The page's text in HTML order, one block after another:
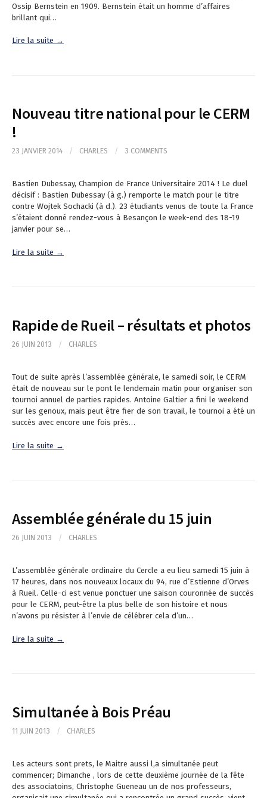
Ossip Bernstein en 1909. Bernstein était un homme d’affaires
brillant qui…
Lire la suite →
Nouveau titre national pour le CERM
!
23 JANVIER 2014 / CHARLES / 3 COMMENTS
Bastien Dubessay, Champion de France Universitaire 2014 ! Le duel
décisif : Bastien Dubessay (à g.) remporte le match pour le titre
contre Wojtek Sochacki (à d.). 23 étudiants venus de toute la France
s’étaient donné rendez-vous à Besançon le week-end des 18-19
janvier pour se…
Lire la suite →
Rapide de Rueil – résultats et photos
26 JUIN 2013 / CHARLES
Tout de suite après l’assemblée générale, le samedi soir, le CERM
était de nouveau sur le pont le lendemain matin pour organiser son
tournoi annuel de parties rapides. Antoine Galtier a fini le weekend
sur les genoux, mais peut être fier de son travail, le tournoi a été un
succès avec encore une fois près…
Lire la suite →
Assemblée générale du 15 juin
26 JUIN 2013 / CHARLES
L’assemblée générale ordinaire du Cercle a eu lieu samedi 15 juin à
17 heures, dans nos nouveaux locaux du 94, rue d’Estienne d’Orves
à Rueil. Celle-ci est venue ponctuer une saison couronnée de succès
pour le CERM, peut-être la plus belle de son histoire et nous
n’avons pu résister à l’envie de célébrer cela d’un…
Lire la suite →
Simultanée à Bois Préau
11 JUIN 2013 / CHARLES
Les acteurs sont prets, le Maitre aussi l,a simultanée peut
commencer; Dimanche , lors de cette deuxième journée de la fête
des associatoins, Christophe Gueneau un de nos professeurs,